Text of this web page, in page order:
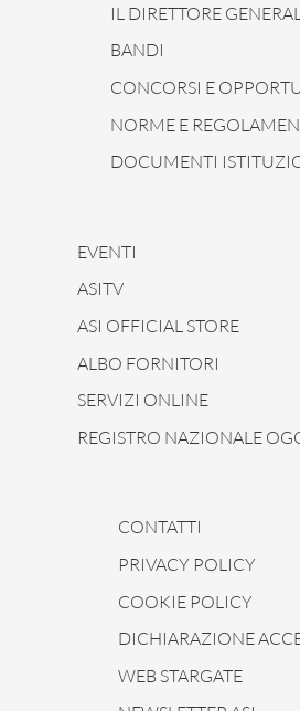
IL DIRETTORE
BANDI
CONCORSI E
NORME E
DOCUMENTI
EVENTI
ASITV
ASI OFFICIAL STORE
ALBO FORNITORI
SERVIZI ONLINE
REGISTRO NAZIONALE
CONTATTI
PRIVACY POLICY
COOKIE POLICY
DICHIARAZIONE
WEB STARGATE